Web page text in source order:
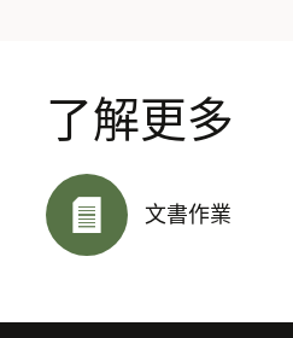
了解更多
文書作業